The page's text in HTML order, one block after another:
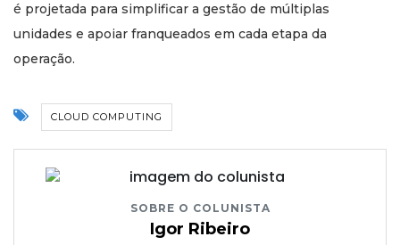
é projetada para simplificar a gestão de múltiplas
unidades e apoiar franqueados em cada etapa da
operação.
CLOUD COMPUTING
SOBRE O COLUNISTA
Igor Ribeiro